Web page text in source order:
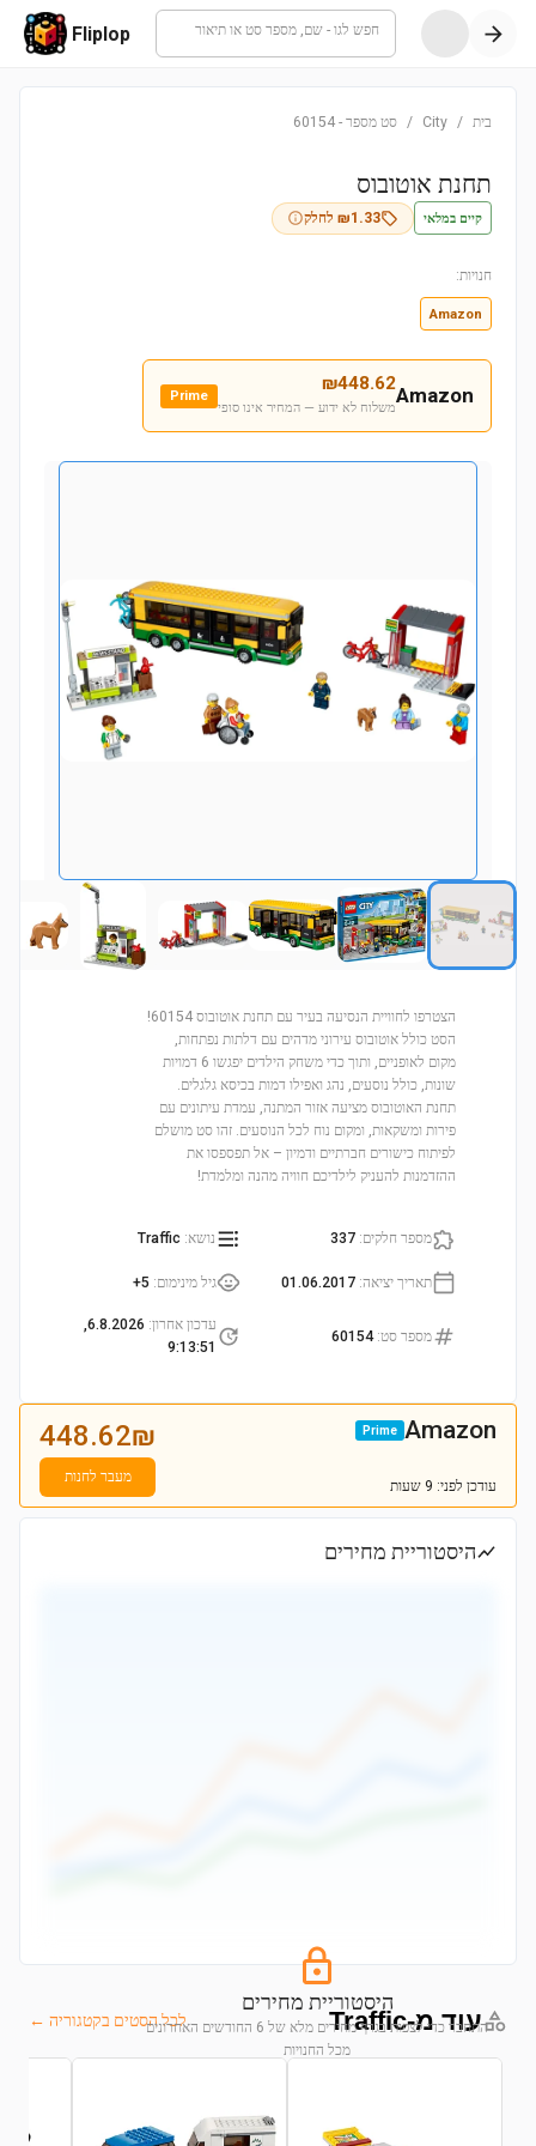
חפש לגו - שם, מספר סט או תיאור Fliplop
בית /
City
/ סט מספר -
60154
תחנת אוטובוס
קיים במלאי ₪1.33 לחלק
חנויות:
Amazon
Amazon
₪448.62
משלוח לא ידוע — המחיר אינו סופי
Prime
הצטרפו לחוויית הנסיעה בעיר עם תחנת אוטובוס 60154!
הסט כולל אוטובוס עירוני מדהים עם דלתות נפתחות,
מקום לאופניים, ותוך כדי משחק הילדים יפגשו 6 דמויות
שונות, כולל נוסעים, נהג ואפילו דמות בכיסא גלגלים.
תחנת האוטובוס מציעה אזור המתנה, עמדת עיתונים עם
פירות ומשקאות, ומקום נוח לכל הנוסעים. זהו סט מושלם
לפיתוח כישורים חברתיים ודמיון – אל תפספסו את
ההזדמנות להעניק לילדיכם חוויה מהנה ומלמדת!
מספר חלקים:
337 נושא:
Traffic
תאריך יציאה:
01.06.2017 גיל מינימום:
5+
מספר סט:
60154
עדכון אחרון:
6.8.2026,
9:13:51
Amazon
Prime
עודכן לפני: 9 שעות
448.62₪
מעבר לחנות
היסטוריית מחירים
היסטוריית מחירים
התחבר כדי לצפות בגרף מחירים מלא של 6 החודשים האחרונים
מכל החנויות
עוד מ-Traffic לכל הסטים בקטגוריה ←